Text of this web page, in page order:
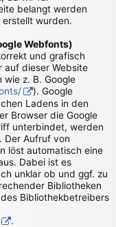
belangt werden
erstellt wurden.
Webfonts)
und grafisch
auf dieser Website
z. B. Google
). Google
Ladens in den
Browser die Google
unterbindet, werden
Der Aufruf von
löst automatisch eine
Dabei ist es
unklar ob und ggf. zu
Bibliotheken
Bibliothekbetreibers
.